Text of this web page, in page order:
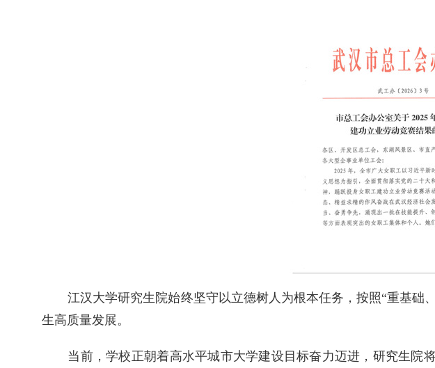
江汉大学研究生院始终坚守以立德树人为根本任务，按照“重基
生高质量发展。
当前，学校正朝着高水平城市大学建设目标奋力迈进，研究生院